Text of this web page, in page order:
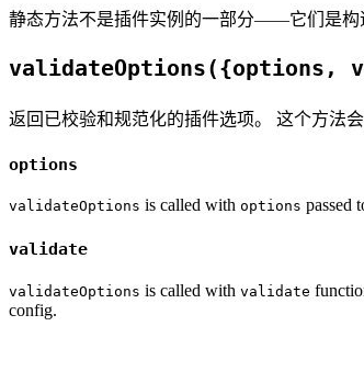
静态方法不是插件实例的一部分——它们是构
validateOptions({options,
返回已校验和规范化的插件选项。 这个方法
options
validateOptions is called with options passed
validate
validateOptions is called with validate
config.